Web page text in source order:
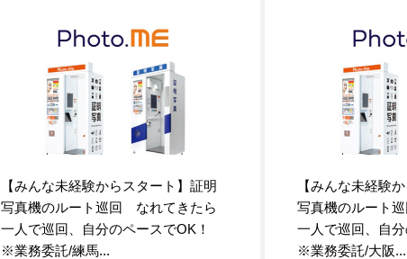
【みんな未経験からスタート】証明
写真機のルート巡回 なれてきたら
一人で巡回、自分のペースでOK！
※業務委託/練馬...
【みんな未経験
写真機のルート
一人で巡回、自
※業務委託/大阪...